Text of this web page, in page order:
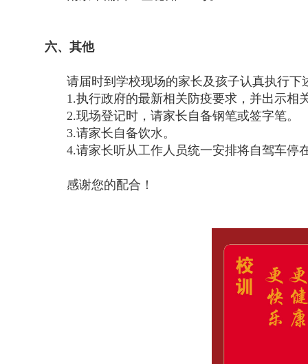
六、其他
请届时到学校现场的家长及孩子认真执行下
1.执行政府的最新相关防疫要求，并出示相
2.现场登记时，请家长自备钢笔或签字笔。
3.请家长自备饮水。
4.请家长听从工作人员统一安排将自驾车停
感谢您的配合！